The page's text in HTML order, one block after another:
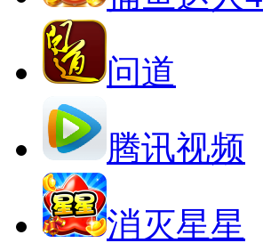
问道
腾讯视频
消灭星星